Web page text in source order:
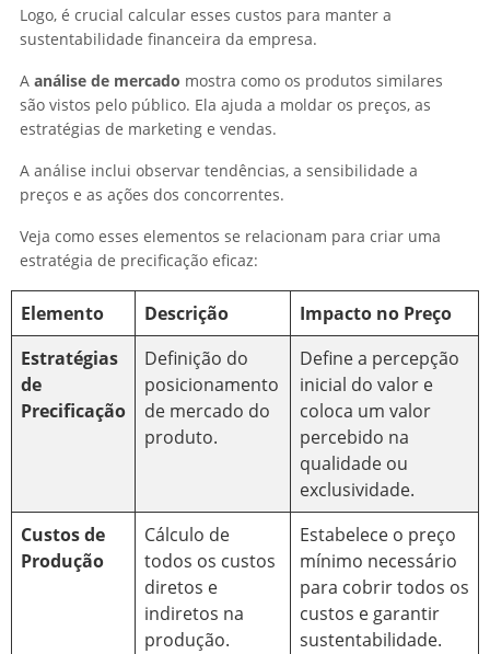
Logo, é crucial calcular esses custos para manter a
sustentabilidade financeira da empresa.
A análise de mercado mostra como os produtos similares
são vistos pelo público. Ela ajuda a moldar os preços, as
estratégias de marketing e vendas.
A análise inclui observar tendências, a sensibilidade a
preços e as ações dos concorrentes.
Veja como esses elementos se relacionam para criar uma
estratégia de precificação eficaz:
Elemento Descrição
Impacto no Preço
Estratégias
de
Precificação
Definição do
posicionamento
de mercado do
produto.
Define a percepção
inicial do valor e
coloca um valor
percebido na
qualidade ou
exclusividade.
Custos de
Produção
Cálculo de
todos os custos
diretos e
indiretos na
produção.
Estabelece o preço
mínimo necessário
para cobrir todos os
custos e garantir
sustentabilidade.